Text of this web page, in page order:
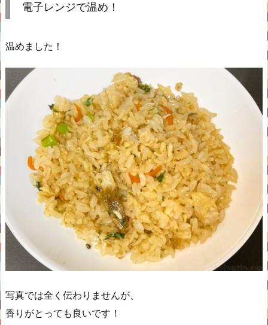
電子レンジで温め！
温めました！
写真では全く伝わりませんが、
香りがとっても良いです！